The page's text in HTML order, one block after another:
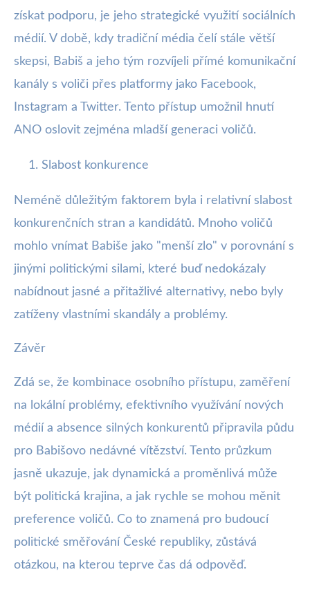
získat podporu, je jeho strategické využití sociálních
médií. V době, kdy tradiční média čelí stále větší
skepsi, Babiš a jeho tým rozvíjeli přímé komunikační
kanály s voliči přes platformy jako Facebook,
Instagram a Twitter. Tento přístup umožnil hnutí
ANO oslovit zejména mladší generaci voličů.
Slabost konkurence
Neméně důležitým faktorem byla i relativní slabost
konkurenčních stran a kandidátů. Mnoho voličů
mohlo vnímat Babiše jako "menší zlo" v porovnání s
jinými politickými silami, které buď nedokázaly
nabídnout jasné a přitažlivé alternativy, nebo byly
zatíženy vlastními skandály a problémy.
Závěr
Zdá se, že kombinace osobního přístupu, zaměření
na lokální problémy, efektivního využívání nových
médií a absence silných konkurentů připravila půdu
pro Babišovo nedávné vítězství. Tento průzkum
jasně ukazuje, jak dynamická a proměnlivá může
být politická krajina, a jak rychle se mohou měnit
preference voličů. Co to znamená pro budoucí
politické směřování České republiky, zůstává
otázkou, na kterou teprve čas dá odpověď.